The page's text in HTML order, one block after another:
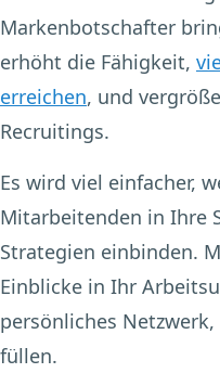
Markenbotschafter
erhöht die Fähigkeit,
erreichen, und
Recruitings.
Es wird viel einfacher,
Mitarbeitenden in Ihre
Strategien einbinden.
Einblicke in Ihr
persönliches
füllen.